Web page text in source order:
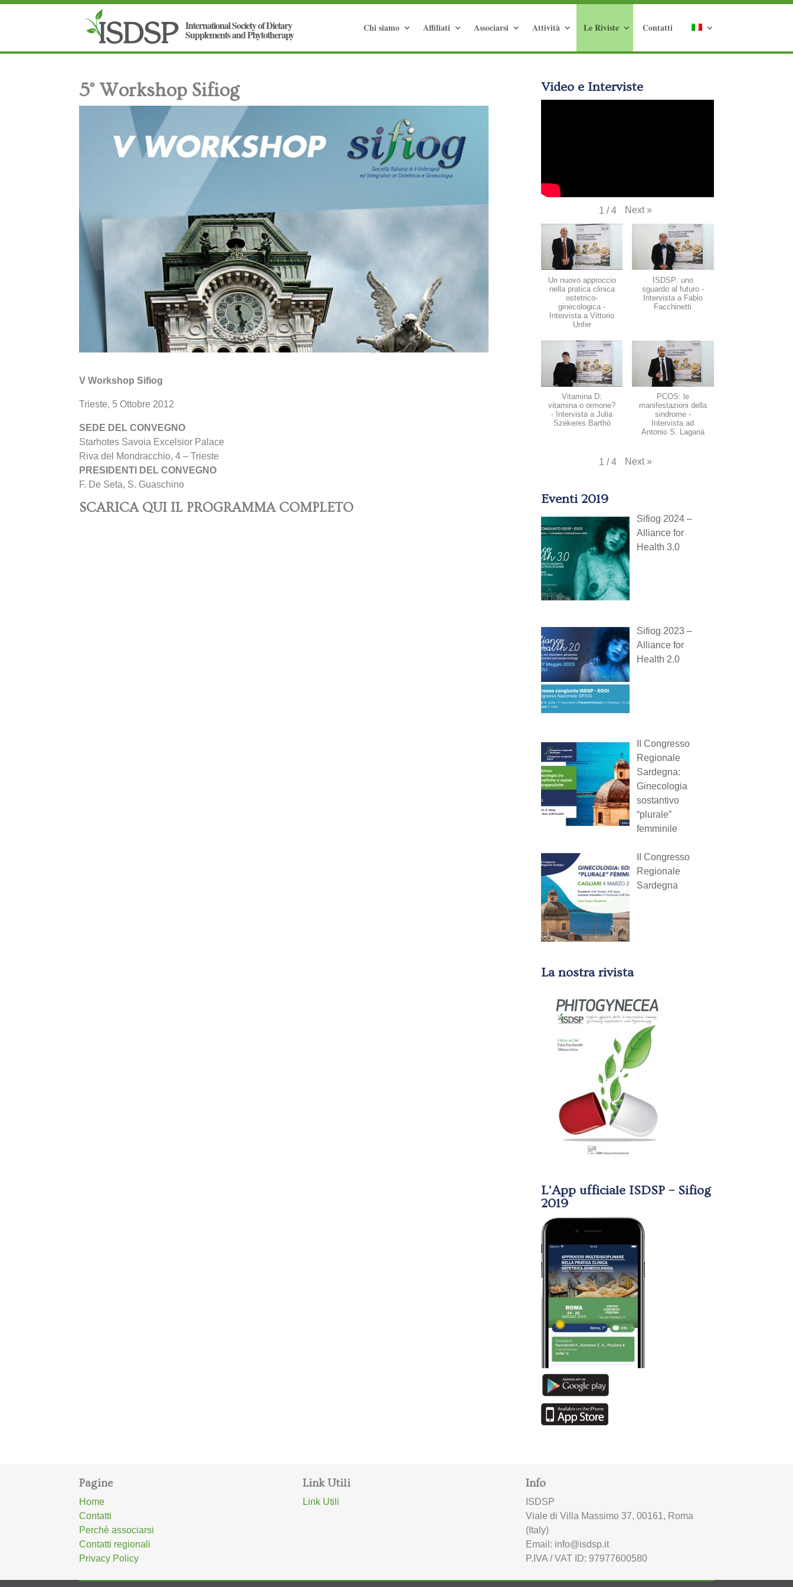
Chi siamo Affiliati Associarsi Attività Le Riviste Contatti
5° Workshop Sifiog
V Workshop Sifiog
Trieste, 5 Ottobre 2012
SEDE DEL CONVEGNO
Starhotes Savoia Excelsior Palace
Riva del Mondracchio, 4 – Trieste
PRESIDENTI DEL CONVEGNO
F. De Seta, S. Guaschino
SCARICA QUI IL PROGRAMMA COMPLETO
Video e Interviste
1 / 4 Next »
Un nuovo approccio
nella pratica clinica
ostetrico-
ginecologica -
Intervista a Vittorio
Unfer
ISDSP: uno
sguardo al futuro -
Intervista a Fabio
Facchinetti
Vitamina D:
vitamina o ormone?
- Intervista a Julia
Szekeres Barthó
PCOS: le
manifestazioni della
sindrome -
Intervista ad
Antonio S. Laganà
1 / 4 Next »
Eventi 2019
Sifiog 2024 –
Alliance for
Health 3.0
Sifiog 2023 –
Alliance for
Health 2.0
II Congresso
Regionale
Sardegna:
Ginecologia
sostantivo
“plurale”
femminile
II Congresso
Regionale
Sardegna
La nostra rivista
L’App ufficiale ISDSP – Sifiog
2019
Pagine
Home
Contatti
Perchè associarsi
Contatti regionali
Privacy Policy
Link Utili
Link Utili
Info
ISDSP
Viale di Villa Massimo 37, 00161, Roma
(Italy)
Email: info@isdsp.it
P.IVA / VAT ID: 97977600580